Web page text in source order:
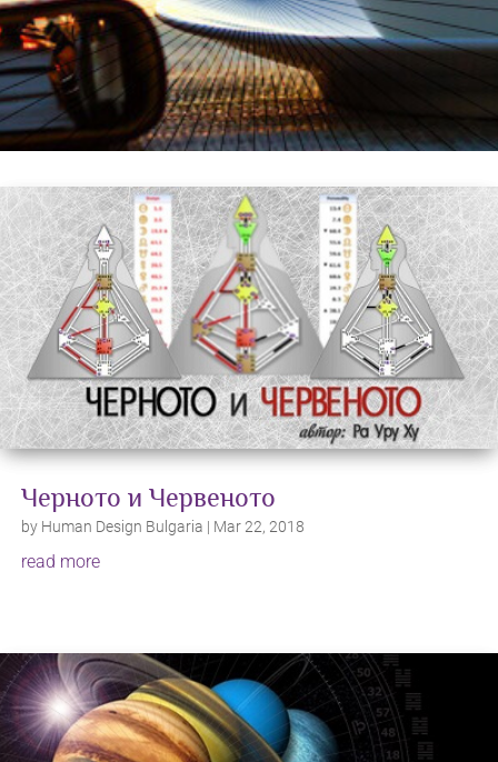
Черното и Червеното
by Human Design Bulgaria | Mar 22, 2018
read more